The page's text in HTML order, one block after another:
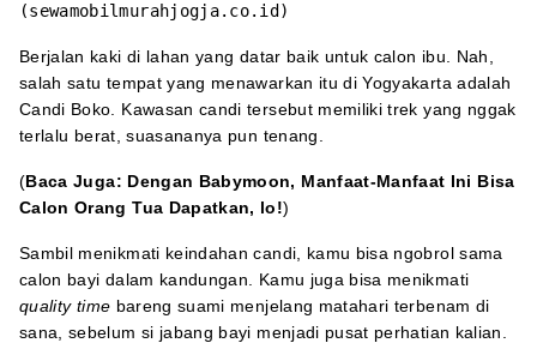
(sewamobilmurahjogja.co.id)
Berjalan kaki di lahan yang datar baik untuk calon ibu. Nah,
salah satu tempat yang menawarkan itu di Yogyakarta adalah
Candi Boko. Kawasan candi tersebut memiliki trek yang nggak
terlalu berat, suasananya pun tenang.
(Baca Juga: Dengan Babymoon, Manfaat-Manfaat Ini Bisa
Calon Orang Tua Dapatkan, lo!)
Sambil menikmati keindahan candi, kamu bisa ngobrol sama
calon bayi dalam kandungan. Kamu juga bisa menikmati
quality time bareng suami menjelang matahari terbenam di
sana, sebelum si jabang bayi menjadi pusat perhatian kalian.